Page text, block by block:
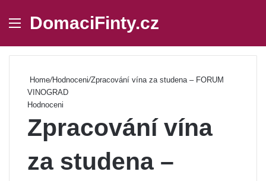
Menu
DomaciFinty.cz
Home/Hodnoceni/Zpracování vína za studena – FORUM
VINOGRAD
Hodnoceni
Zpracování vína
za studena –